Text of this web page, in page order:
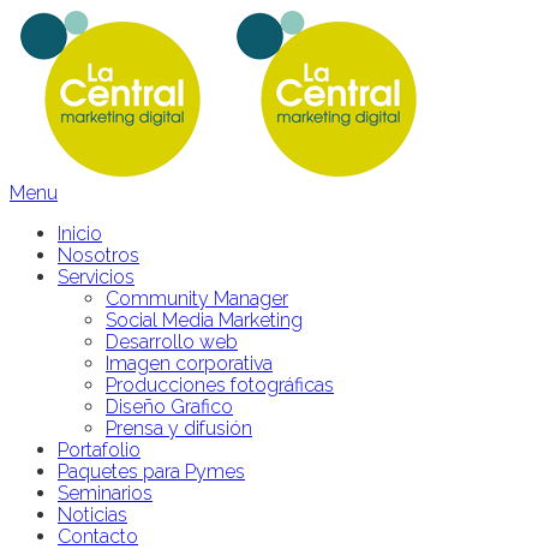
Menu
Inicio
Nosotros
Servicios
Community Manager
Social Media Marketing
Desarrollo web
Imagen corporativa
Producciones fotográficas
Diseño Grafico
Prensa y difusión
Portafolio
Paquetes para Pymes
Seminarios
Noticias
Contacto